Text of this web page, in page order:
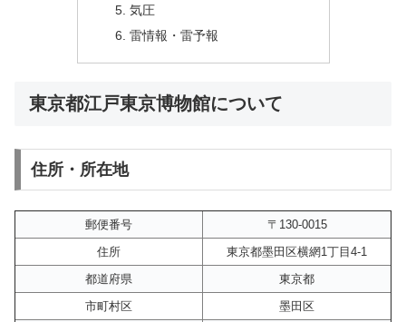
気圧
雷情報・雷予報
東京都江戸東京博物館について
住所・所在地
郵便番号
〒130-0015
住所
東京都墨田区横網1丁目4-1
都道府県
東京都
市町村区
墨田区